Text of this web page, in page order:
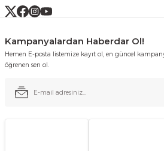
Kampanyalardan Haberdar Ol!
Hemen E-posta listemize kayıt ol, en güncel
öğrenen sen ol.